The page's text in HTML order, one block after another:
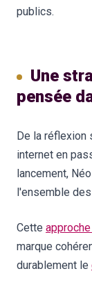
publics.
Une
pensée
De la réflexion
internet en
lancement,
l'ensemble
Cette
marque
durablement le